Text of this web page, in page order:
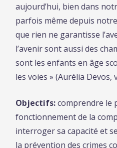
aujourd’hui, bien dans
parfois même depuis
que rien ne garantisse
l’avenir sont aussi des
sont les enfants en âge
les voies » (Aurélia
Objectifs:comprendre le
fonctionnement de la
interroger sa capacité et
la prévention des crimes